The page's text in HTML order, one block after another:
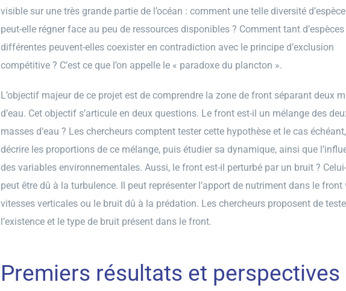
visible sur une très grande partie de l’océan : comment une telle diversité
peut-elle régner face au peu de ressources disponibles ? Comment tant d’espèces
différentes peuvent-elles coexister en contradiction avec le principe d’exclusion
compétitive ? C’est ce que l’on appelle le « paradoxe du plancton ».
L’objectif majeur de ce projet est de comprendre la zone de front séparant deux
d’eau. Cet objectif s’articule en deux questions. Le front est-il un mélange des
masses d’eau ? Les chercheurs comptent tester cette hypothèse et le cas échéant,
décrire les proportions de ce mélange, puis étudier sa dynamique, ainsi que
des variables environnementales. Aussi, le front est-il perturbé par un bruit ?
peut être dû à la turbulence. Il peut représenter l’apport de nutriment dans le front
vitesses verticales ou le bruit dû à la prédation. Les chercheurs proposent de
l’existence et le type de bruit présent dans le front.
Premiers résultats et perspectives